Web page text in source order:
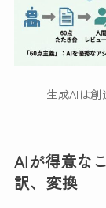
生成AIは創
AIが得意な
訳、変換